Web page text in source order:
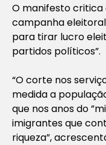
O manifesto critica
campanha
para tirar lucro
partidos políticos”.
“O corte nos
medida a
que nos anos do
imigrantes que
riqueza”,